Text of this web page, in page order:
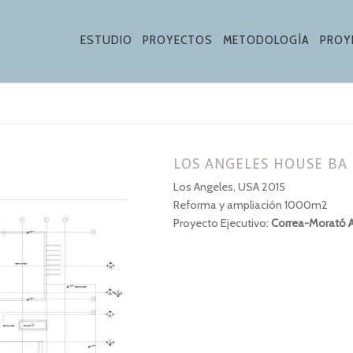
ESTUDIO PROYECTOS METODOLOGÍA
LOS ANGELES HOUSE BA
Los Angeles, USA 2015
Reforma y ampliación 1000m2
Proyecto Ejecutivo:Correa-Morató